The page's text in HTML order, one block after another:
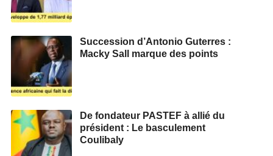
Succession d’Antonio Guterres :
Macky Sall marque des points
De fondateur PASTEF à allié du
président : Le basculement
Coulibaly